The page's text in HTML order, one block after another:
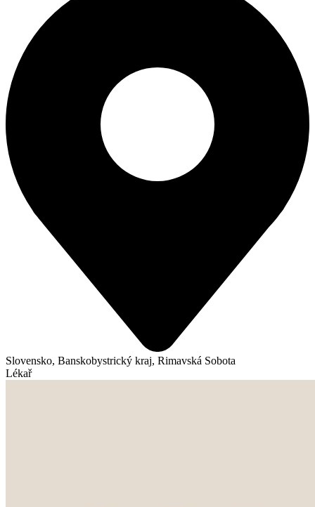
Slovensko, Banskobystrický kraj, Rimavská Sobota
Lékař